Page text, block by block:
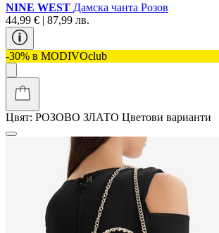
NINE WEST Дамска чанта Розов
44,99 € | 87,99 лв.
-30% в MODIVOclub
Цвят: РОЗОВО ЗЛАТО Цветови варианти